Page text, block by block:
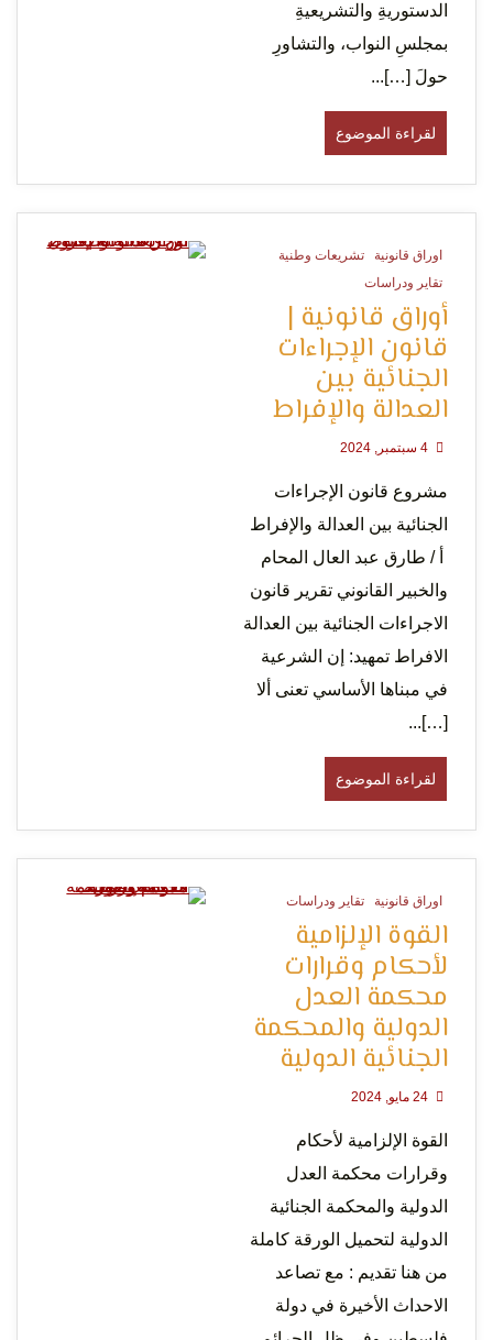
الدستوريةِ والتشريعيةِ
بمجلسِ النواب، والتشاورِ
حولَ […]...
لقراءة الموضوع
اوراق قانونية
تشريعات وطنية
تقاير ودراسات
أوراق قانونية |
قانون الإجراءات
الجنائية بين
العدالة والإفراط
4 سبتمبر, 2024
مشروع قانون الإجراءات
الجنائية بين العدالة والإفراط
أ / طارق عبد العال المحام
والخبير القانوني تقرير قانون
الاجراءات الجنائية بين العدالة
الافراط تمهيد: إن الشرعية
في مبناها الأساسي تعنى ألا
[…]...
لقراءة الموضوع
اوراق قانونية تقاير ودراسات
القوة الإلزامية
لأحكام وقرارات
محكمة العدل
الدولية والمحكمة
الجنائية الدولية
24 مايو, 2024
القوة الإلزامية لأحكام
وقرارات محكمة العدل
الدولية والمحكمة الجنائية
الدولية لتحميل الورقة كاملة
من هنا تقديم : مع تصاعد
الاحداث الأخيرة في دولة